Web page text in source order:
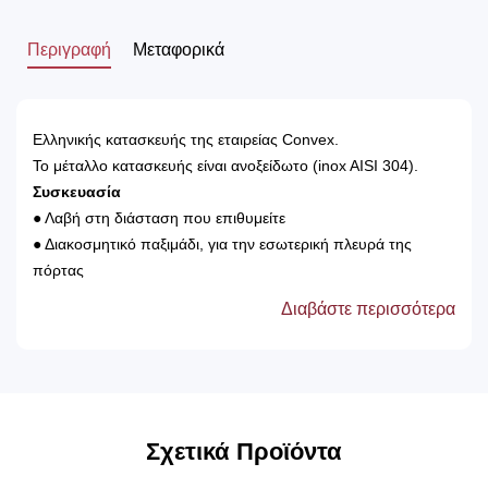
Περιγραφή Μεταφορικά
Ελληνικής κατασκευής της εταιρείας Convex.
Το μέταλλο κατασκευής είναι ανοξείδωτο (inox AISI 304).
Συσκευασία
● Λαβή στη διάσταση που επιθυμείτε
● Διακοσμητικό παξιμάδι, για την εσωτερική πλευρά της
πόρτας
Διαβάστε περισσότερα
Σχετικά Προϊόντα